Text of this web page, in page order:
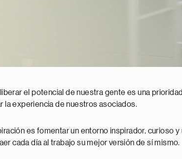
liberar el potencial de nuestra gente es una
la experiencia de nuestros asociados.
es fomentar un entorno inspirador, curioso
cada día al trabajo su mejor versión de sí mismo.